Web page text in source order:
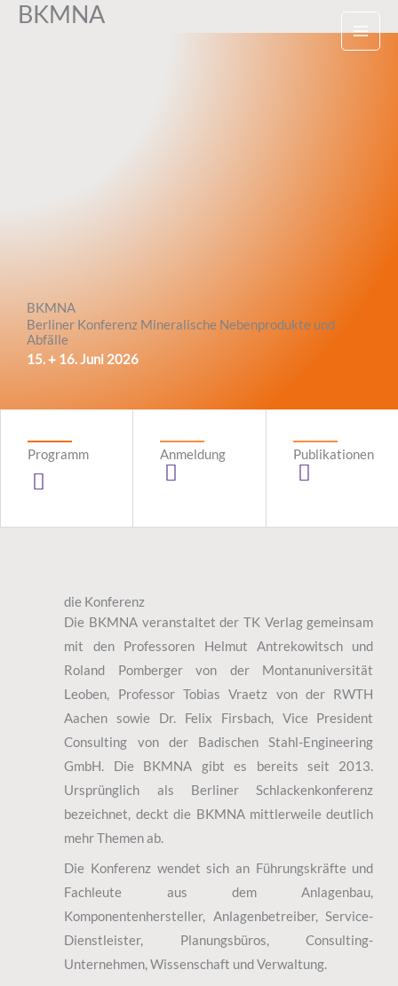
ZumBKMNA
BKMNA
Berliner Konferenz Mineralische Nebenprodukte und
Abfälle
15. + 16. Juni 2026
Programm Anmeldung Publikationen
die Konferenz
Die BKMNA veranstaltet der TK Verlag gemeinsam
mit den Professoren Helmut Antrekowitsch und
Roland Pomberger von der Montanuniversität
Leoben, Professor Tobias Vraetz von der RWTH
Aachen sowie Dr. Felix Firsbach, Vice President
Consulting von der Badischen Stahl-Engineering
GmbH. Die BKMNA gibt es bereits seit 2013.
Ursprünglich als Berliner Schlackenkonferenz
bezeichnet, deckt die BKMNA mittlerweile deutlich
mehr Themen ab.
Die Konferenz wendet sich an Führungskräfte und
Fachleute aus dem Anlagenbau,
Komponentenhersteller, Anlagenbetreiber, Service-
Dienstleister, Planungsbüros, Consulting-
Unternehmen, Wissenschaft und Verwaltung.